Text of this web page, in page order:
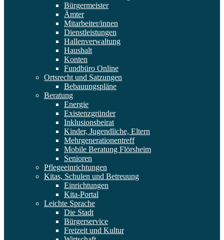
Bürgermeister
Ämter
Mitarbeiter/innen
Dienstleistungen
Hallenverwaltung
Haushalt
Konten
Fundbüro Online
Ortsrecht und Satzungen
Bebauungspläne
Beratung
Energie
Existenzgründer
Inklusionsbeirat
Kinder, Jugendliche, Eltern
Mehrgenerationentreff
Mobile Beratung Flörsheim
Senioren
Pflegeeinrichtungen
Kitas, Schulen und Betreuung
Einrichtungen
Kita-Portal
Leichte Sprache
Die Stadt
Bürgerservice
Freizeit und Kultur